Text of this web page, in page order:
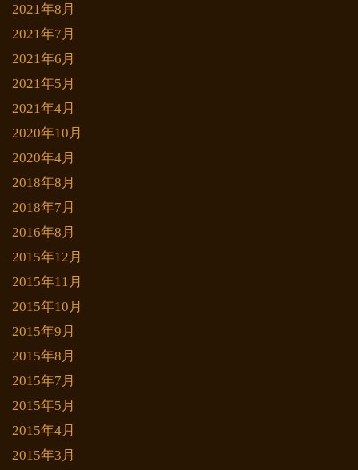
2021年8月
2021年7月
2021年6月
2021年5月
2021年4月
2020年10月
2020年4月
2018年8月
2018年7月
2016年8月
2015年12月
2015年11月
2015年10月
2015年9月
2015年8月
2015年7月
2015年5月
2015年4月
2015年3月